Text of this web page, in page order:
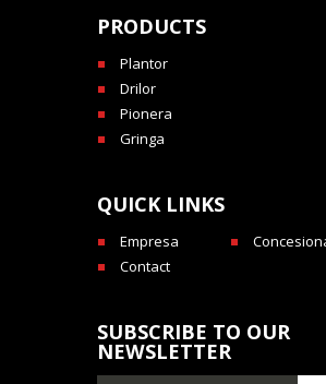
PRODUCTS
Plantor
Drilor
Pionera
Gringa
QUICK LINKS
Empresa
Contact
SUBSCRIBE TO OUR
NEWSLETTER